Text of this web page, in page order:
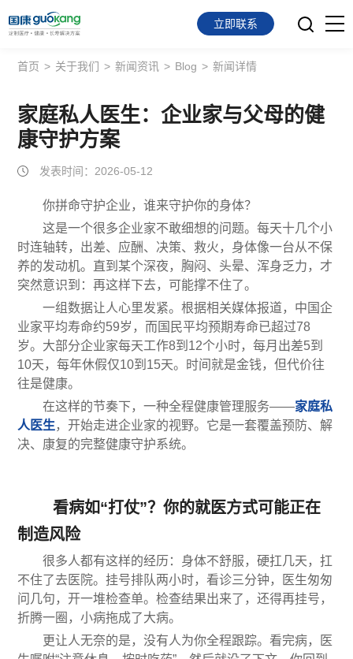
首页
面向会员
面向企业
关于我们
立即联系
首页 > 关于我们 > 新闻资讯 > Blog > 新闻详情
家庭私人医生：企业家与父母的健
康守护方案
发表时间：2026-05-12
你拼命守护企业，谁来守护你的身体？
这是一个很多企业家不敢细想的问题。每天十几个小
时连轴转，出差、应酬、决策、救火，身体像一台从不保
养的发动机。直到某个深夜，胸闷、头晕、浑身乏力，才
突然意识到：再这样下去，可能撑不住了。
一组数据让人心里发紧。根据相关媒体报道，中国企
业家平均寿命约59岁，而国民平均预期寿命已超过78
岁。大部分企业家每天工作8到12个小时，每月出差5到
10天，每年休假仅10到15天。时间就是金钱，但代价往
往是健康。
在这样的节奏下，一种全程健康管理服务——家庭私
人医生 ，开始走进企业家的视野。它是一套覆盖预防、解
决、康复的完整健康守护系统。
看病如“打仗”？你的就医方式可能正在
制造风险
很多人都有这样的经历：身体不舒服，硬扛几天，扛
不住了去医院。挂号排队两小时，看诊三分钟，医生匆匆
问几句，开一堆检查单。检查结果出来了，还得再挂号，
折腾一圈，小病拖成了大病。
更让人无奈的是，没有人为你全程跟踪。看完病，医